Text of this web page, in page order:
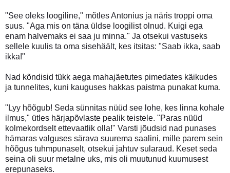
"See oleks loogiline," mõtles Antonius ja näris troppi oma
suus. "Aga mis on täna üldse loogilist olnud. Kuigi ega
enam halvemaks ei saa ju minna." Ja otsekui vastuseks
sellele kuulis ta oma sisehäält, kes itsitas: "Saab ikka, saab
ikka!"
Nad kõndisid tükk aega mahajäetutes pimedates käikudes
ja tunnelites, kuni kauguses hakkas paistma punakat kuma.
"Lyy hõõgub! Seda sünnitas nüüd see lohe, kes linna kohale
ilmus," ütles härjapõvlaste pealik teistele. "Paras nüüd
kolmekordselt ettevaatlik olla!" Varsti jõudsid nad punases
hämaras valguses särava suurema saalini, mille parem sein
hõõgus tuhmpunaselt, otsekui jahtuv sularaud. Keset seda
seina oli suur metalne uks, mis oli muutunud kuumusest
erepunaseks.